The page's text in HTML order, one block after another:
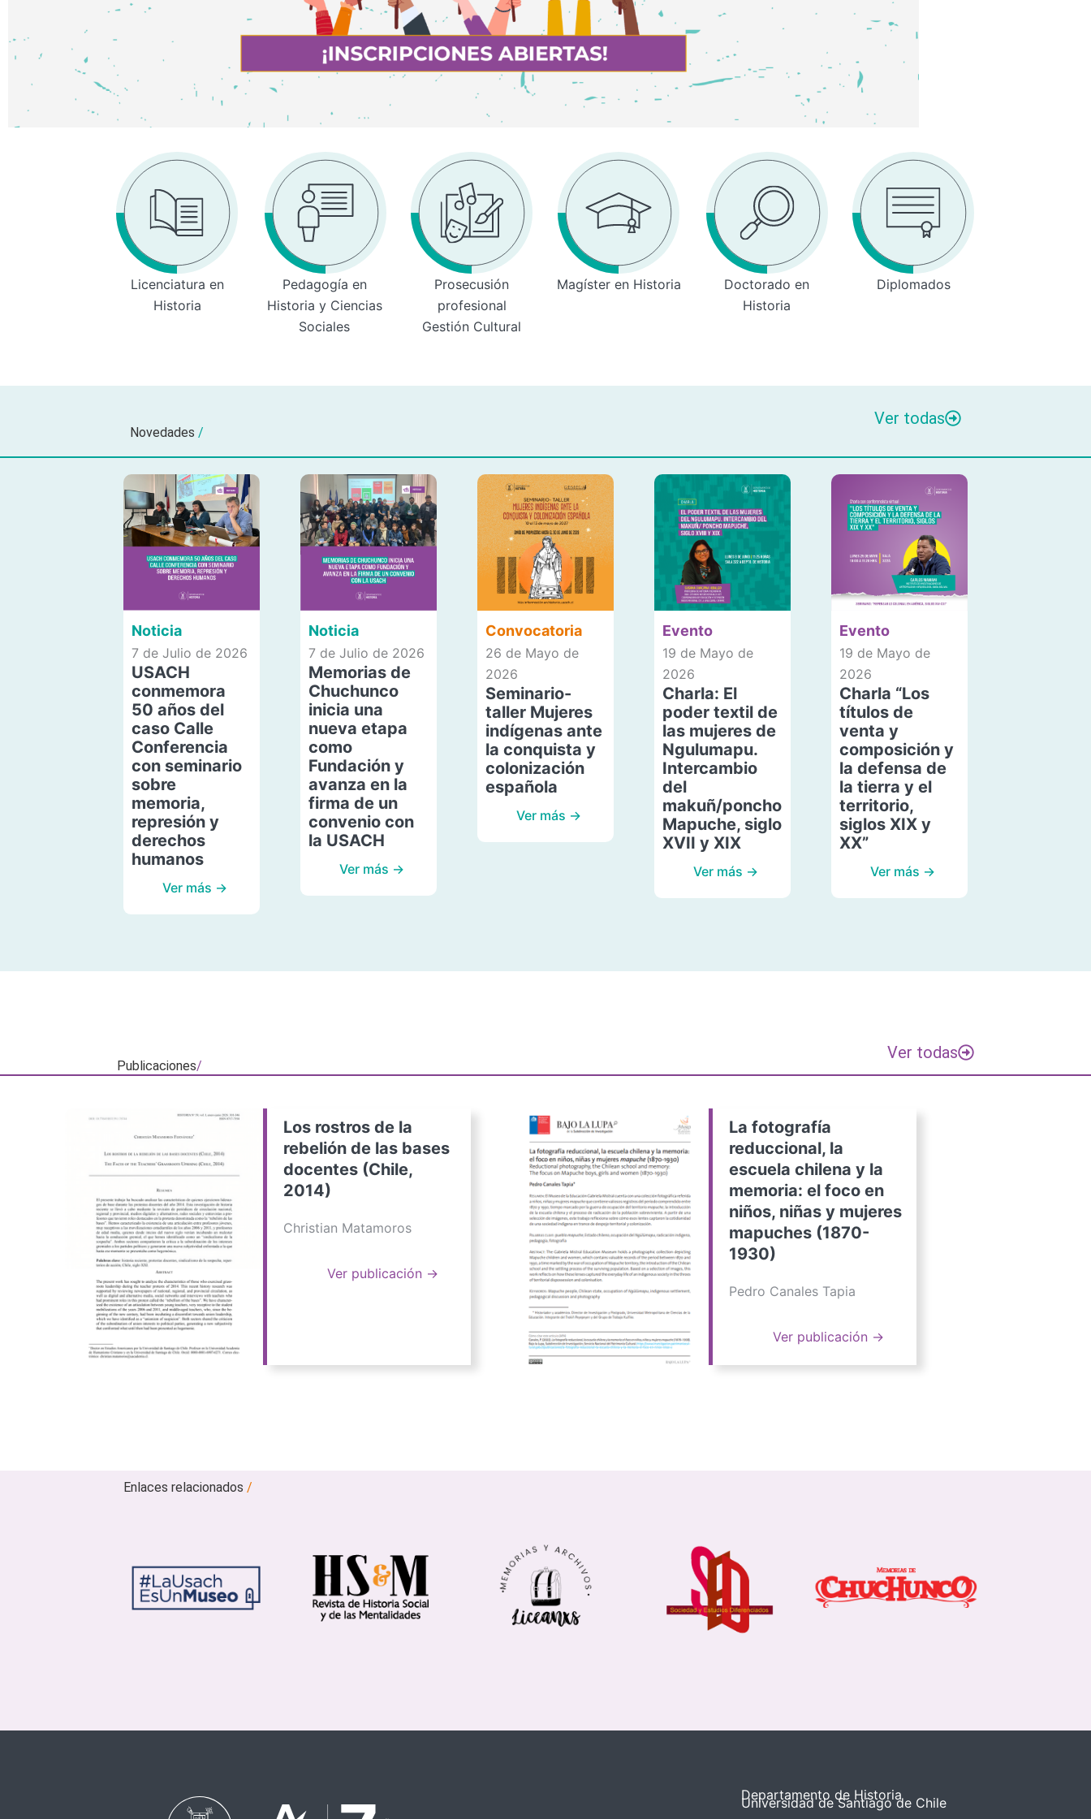
Licenciatura en
Historia
Pedagogía en
Historia y Ciencias
Sociales
Prosecusión
profesional
Gestión Cultural
Magíster en Historia
Doctorado en
Historia
Diplomados
Novedades /
Ver todas
Noticia
7 de Julio de 2026
USACH
conmemora
50 años del
caso Calle
Conferencia
con seminario
sobre
memoria,
represión y
derechos
humanos
Ver más →
Noticia
7 de Julio de 2026
Memorias de
Chuchunco
inicia una
nueva etapa
como
Fundación y
avanza en la
firma de un
convenio con
la USACH
Ver más →
Convocatoria
26 de Mayo de
2026
Seminario-
taller Mujeres
indígenas ante
la conquista y
colonización
española
Ver más →
Evento
19 de Mayo de
2026
Charla: El
poder textil de
las mujeres de
Ngulumapu.
Intercambio
del
makuñ/poncho
Mapuche, siglo
XVII y XIX
Ver más →
Evento
19 de Mayo de
2026
Charla “Los
títulos de
venta y
composición y
la defensa de
la tierra y el
territorio,
siglos XIX y
XX”
Ver más →
Publicaciones/
Ver todas
Los rostros de la
rebelión de las bases
docentes (Chile,
2014)
Christian Matamoros
Ver publicación →
La fotografía
reduccional, la
escuela chilena y la
memoria: el foco en
niños, niñas y mujeres
mapuches (1870-
1930)
Pedro Canales Tapia
Ver publicación →
Enlaces relacionados/
Departamento de Historia
Universidad de Santiago de Chile